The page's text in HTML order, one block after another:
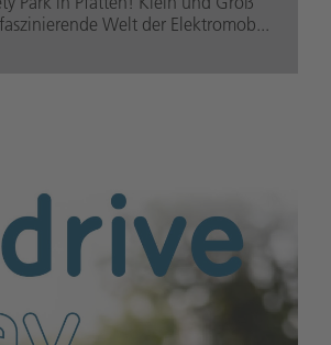
Welt der Elektromob...